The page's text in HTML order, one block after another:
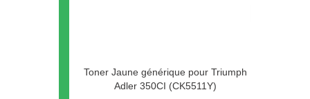
Toner Jaune générique pour Triumph
Adler 350CI (CK5511Y)